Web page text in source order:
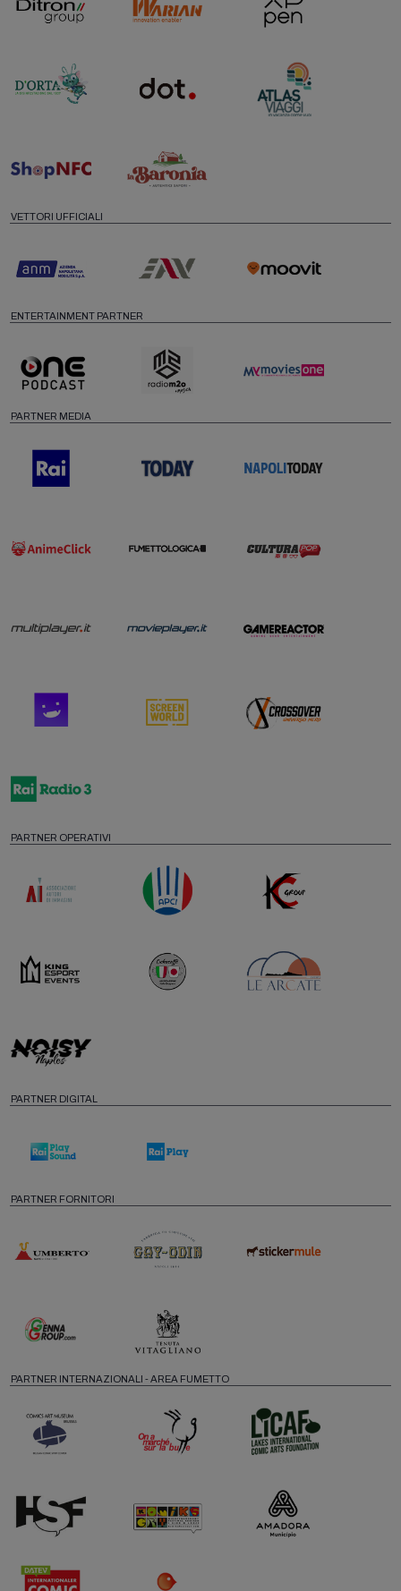
VETTORI UFFICIALI
ENTERTAINMENT PARTNER
PARTNER MEDIA
PARTNER OPERATIVI
PARTNER DIGITAL
PARTNER FORNITORI
PARTNER INTERNAZIONALI - AREA FUMETTO